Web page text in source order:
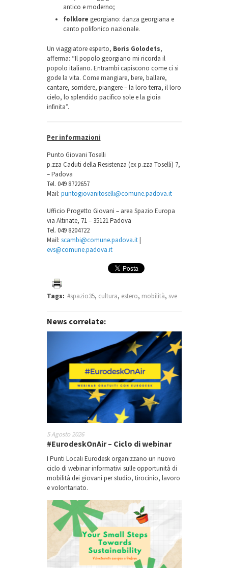
antico e moderno;
folklore georgiano: danza georgiana e
canto polifonico nazionale.
Un viaggiatore esperto, Boris Golodets,
afferma: “Il popolo georgiano mi ricorda il
popolo italiano. Entrambi capiscono come ci si
gode la vita. Come mangiare, bere, ballare,
cantare, sorridere, piangere – la loro terra, il loro
cielo, lo splendido pacifico sole e la gioia
infinita”.
Per informazioni
Punto Giovani Toselli
p.zza Caduti della Resistenza (ex p.zza Toselli) 7,
– Padova
Tel. 049 8722657
Mail: puntogiovanitoselli@comune.padova.it
Ufficio Progetto Giovani – area Spazio Europa
via Altinate, 71 – 35121 Padova
Tel. 049 8204722
Mail: scambi@comune.padova.it|
evs@comune.padova.it
Tags: #spazio35, cultura, estero, mobilità, sve
News correlate:
5 Agosto 2026
#EurodeskOnAir – Ciclo di webinar
I Punti Locali Eurodesk organizzano un nuovo
ciclo di webinar informativi sulle opportunità di
mobilità dei giovani per studio, tirocinio, lavoro
e volontariato.